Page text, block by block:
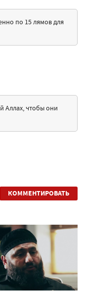
по 15 лямов для
Аллах, чтобы они
КОММЕНТИРОВАТЬ